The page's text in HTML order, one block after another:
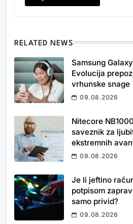
RELATED NEWS
Samsung
Evolucija
vrhunske snage
09.08.2026
Nitecore
saveznik za
ekstremnih
09.08.2026
Je li jeftino
potpisom
samo privid?
09.08.2026